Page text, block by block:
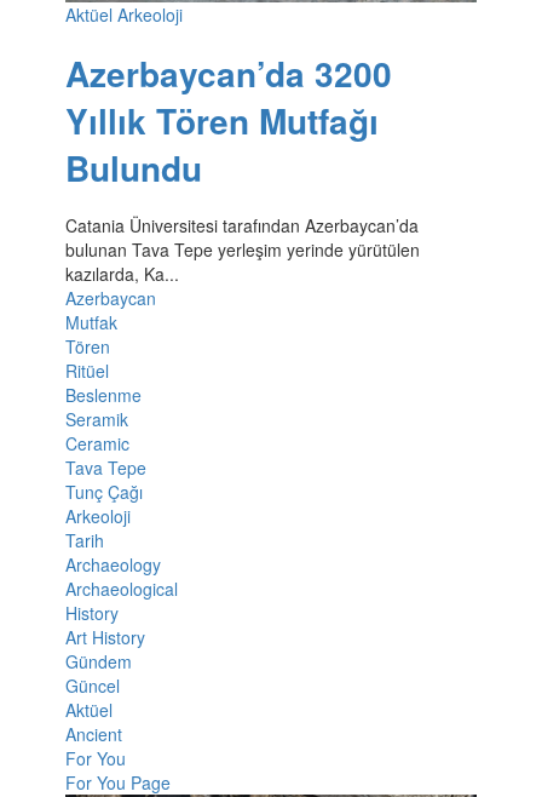
Aktüel Arkeoloji
Azerbaycan’da 3200
Yıllık Tören Mutfağı
Bulundu
Catania Üniversitesi tarafından Azerbaycan’da
bulunan Tava Tepe yerleşim yerinde yürütülen
kazılarda, Ka...
Azerbaycan
Mutfak
Tören
Ritüel
Beslenme
Seramik
Ceramic
Tava Tepe
Tunç Çağı
Arkeoloji
Tarih
Archaeology
Archaeological
History
Art History
Gündem
Güncel
Aktüel
Ancient
For You
For You Page